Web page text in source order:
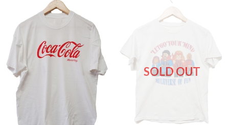
SOLD OUT